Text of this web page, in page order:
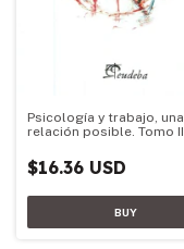
Psicología y trabajo, una
relación posible. Tomo II
$16.36 USD